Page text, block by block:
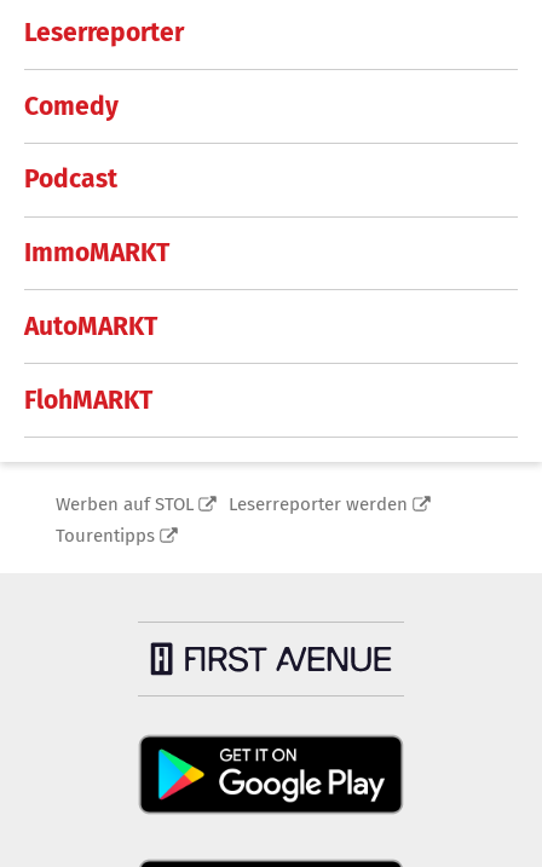
Leserreporter
Comedy
Podcast
ImmoMARKT
AutoMARKT
FlohMARKT
Werben auf STOL
Leserreporter werden
Tourentipps